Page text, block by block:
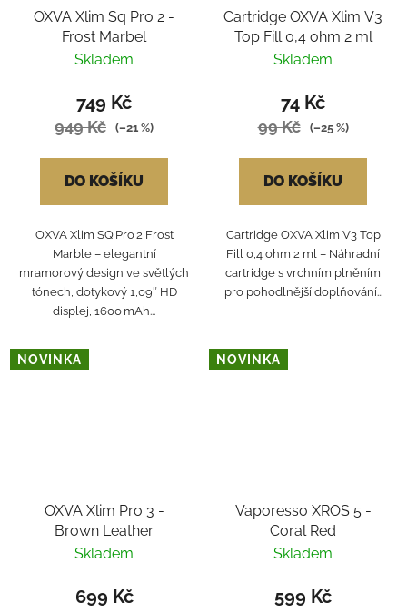
OXVA Xlim Sq Pro 2 -
Frost Marbel
Skladem
749 Kč
949 Kč (–21 %)
DO KOŠÍKU
OXVA Xlim SQ Pro 2 Frost
Marble – elegantní
mramorový design ve světlých
tónech, dotykový 1,09″ HD
displej, 1600 mAh...
Cartridge OXVA Xlim V3
Top Fill 0,4 ohm 2 ml
Skladem
74 Kč
99 Kč (–25 %)
DO KOŠÍKU
Cartridge OXVA Xlim V3 Top
Fill 0,4 ohm 2 ml – Náhradní
cartridge s vrchním plněním
pro pohodlnější doplňování...
NOVINKA
OXVA Xlim Pro 3 -
Brown Leather
Skladem
699 Kč
NOVINKA
Vaporesso XROS 5 -
Coral Red
Skladem
599 Kč